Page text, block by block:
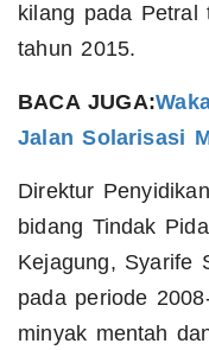
kilang pada Petral
tahun 2015.
BACA JUGA:
Jalan Solarisasi
Direktur
bidang Tindak
Kejagung, Syarife
pada periode
minyak mentah